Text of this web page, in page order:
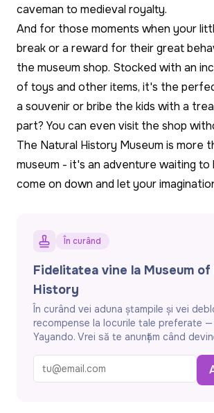
caveman to medieval royalty.
And for those moments when your
break or a reward for their great
the museum shop. Stocked with an
of toys and other items, it's the
a souvenir or bribe the kids with a
part? You can even visit the shop
The Natural History Museum is more
museum - it's an adventure waiting to
come on down and let your
În curând
Fidelitatea vine la Museum of
History
În curând vei aduna ștampile și vei
recompense la locurile tale preferate
Yayando. Vrei să te anunțăm când